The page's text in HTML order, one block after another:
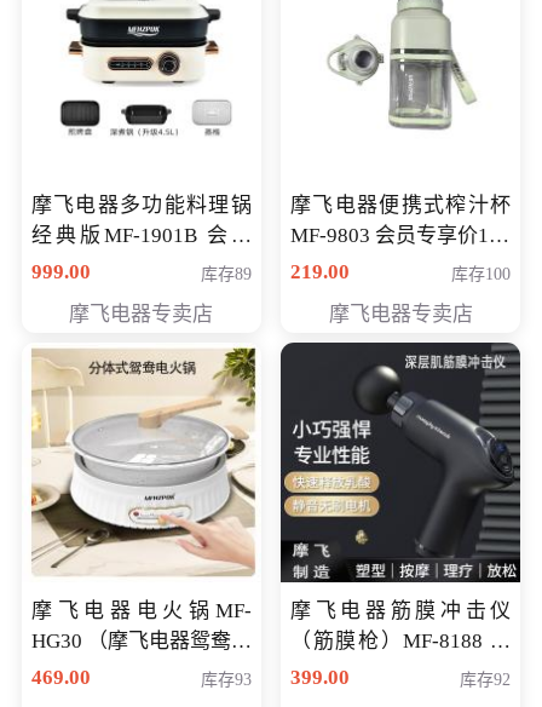
摩飞电器多功能料理锅
经典版MF-1901B 会员
专享价399元
999.00 库存89
摩飞电器专卖店
摩飞电器便携式榨汁杯
MF-9803 会员专享价138
元
219.00 库存100
摩飞电器专卖店
摩飞电器电火锅MF-
HG30 （摩飞电器鸳鸯锅
MF-HG30 ） 会员专享价
469.00 库存93
摩飞电器筋膜冲击仪
（筋膜枪）MF-8188 会
员专享价268元
399.00 库存92